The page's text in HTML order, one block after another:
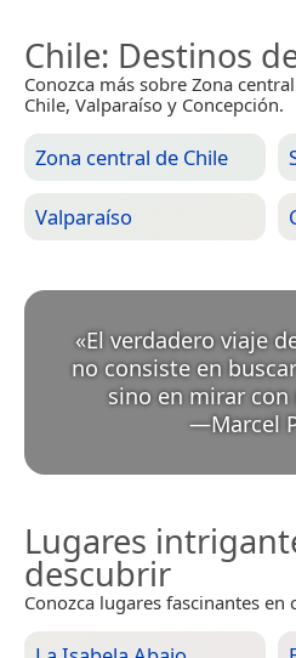
Chile: Destinos
Conozca más sobre Zona
Chile, Valparaíso y Concepción.
Zona central de Chile
Valparaíso
«El verdadero viaje
no consiste en
sino en mirar con
—Marcel
Lugares
descubrir
Conozca lugares fascinantes